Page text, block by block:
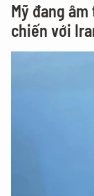
Mỹ đang
chiến với